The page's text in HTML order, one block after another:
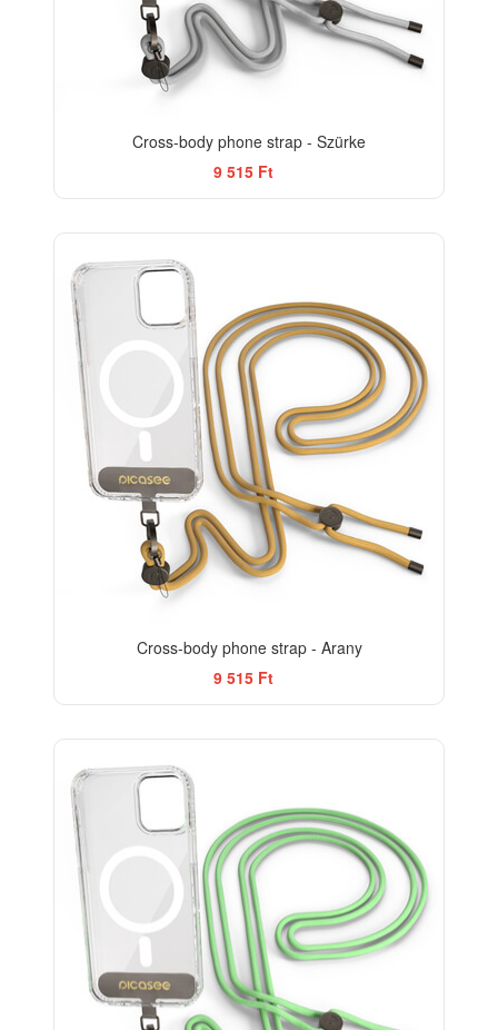
Cross-body phone strap - Szürke
9 515 Ft
Cross-body phone strap - Arany
9 515 Ft